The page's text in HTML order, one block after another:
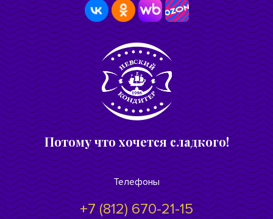
Потому что хочется сладкого!
Телефоны
+7 (812) 670-21-15